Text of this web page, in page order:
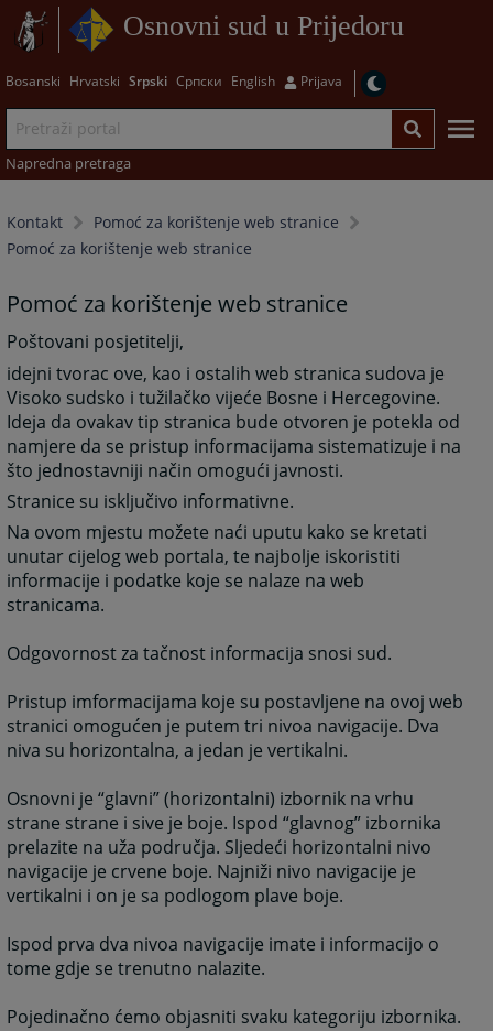
Osnovni sud u Prijedoru
Bosanski Hrvatski Srpski Српски English Prijava
Napredna pretraga
Kontakt
Pomoć za korištenje web stranice
Pomoć za korištenje web stranice
Pomoć za korištenje web stranice
Poštovani posjetitelji,
idejni tvorac ove, kao i ostalih web stranica sudova je
Visoko sudsko i tužilačko vijeće Bosne i Hercegovine.
Ideja da ovakav tip stranica bude otvoren je potekla od
namjere da se pristup informacijama sistematizuje i na
što jednostavniji način omogući javnosti.
Stranice su isključivo informativne.
Na ovom mjestu možete naći uputu kako se kretati
unutar cijelog web portala, te najbolje iskoristiti
informacije i podatke koje se nalaze na web
stranicama.
Odgovornost za tačnost informacija snosi sud.
Pristup imformacijama koje su postavljene na ovoj web
stranici omogućen je putem tri nivoa navigacije. Dva
niva su horizontalna, a jedan je vertikalni.
Osnovni je “glavni” (horizontalni) izbornik na vrhu
strane strane i sive je boje. Ispod “glavnog” izbornika
prelazite na uža područja. Sljedeći horizontalni nivo
navigacije je crvene boje. Najniži nivo navigacije je
vertikalni i on je sa podlogom plave boje.
Ispod prva dva nivoa navigacije imate i informacijo o
tome gdje se trenutno nalazite.
Pojedinačno ćemo objasniti svaku kategoriju izbornika.